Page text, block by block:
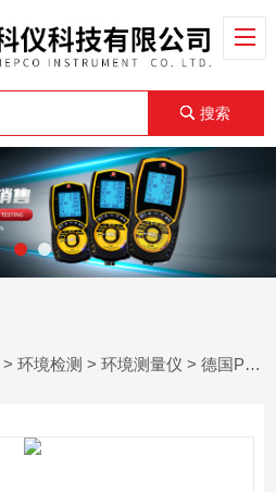
搜索
>环境检测 >环境测量仪 > 德国PCE-HT110 - 2通道环境计和湿度检测器